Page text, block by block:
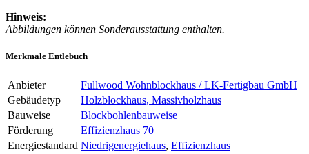
Hinweis:
Abbildungen können Sonderausstattung enthalten.
Merkmale Entlebuch
Anbieter
Fullwood Wohnblockhaus / LK-Fertigbau GmbH
Gebäudetyp
Holzblockhaus, Massivholzhaus
Bauweise
Blockbohlenbauweise
Förderung
Effizienzhaus 70
Energiestandard Niedrigenergiehaus, Effizienzhaus